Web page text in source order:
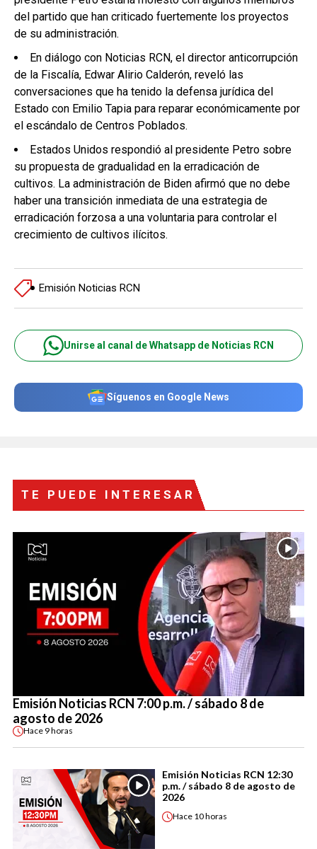
del partido que han criticado fuertemente los proyectos
de su administración.
En diálogo con Noticias RCN, el director anticorrupción
de la Fiscalía, Edwar Alirio Calderón, reveló las
conversaciones que ha tenido la defensa jurídica del
Estado con Emilio Tapia para reparar económicamente por
el escándalo de Centros Poblados.
Estados Unidos respondió al presidente Petro sobre
su propuesta de gradualidad en la erradicación de
cultivos. La administración de Biden afirmó que no debe
haber una transición inmediata de una estrategia de
erradicación forzosa a una voluntaria para controlar el
crecimiento de cultivos ilícitos.
Emisión Noticias RCN
Unirse al canal de Whatsapp de Noticias RCN
Síguenos en Google News
TE PUEDE INTERESAR
Emisión Noticias RCN 7:00 p.m. / sábado 8 de
agosto de 2026
Hace 9 horas
Emisión Noticias RCN 12:30
p.m. / sábado 8 de agosto de
2026
Hace 10 horas